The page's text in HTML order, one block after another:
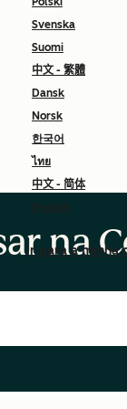
Svenska
Suomi
中文 - 繁體
Dansk
Norsk
한국어
ไทย
中文 - 简体
English
Ir para a minha
na